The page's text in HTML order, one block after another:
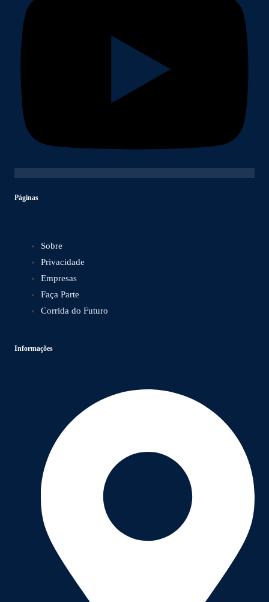
Páginas
Sobre
Privacidade
Empresas
Faça Parte
Corrida do Futuro
Informações